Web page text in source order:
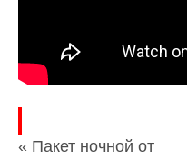
« Пакет ночной от